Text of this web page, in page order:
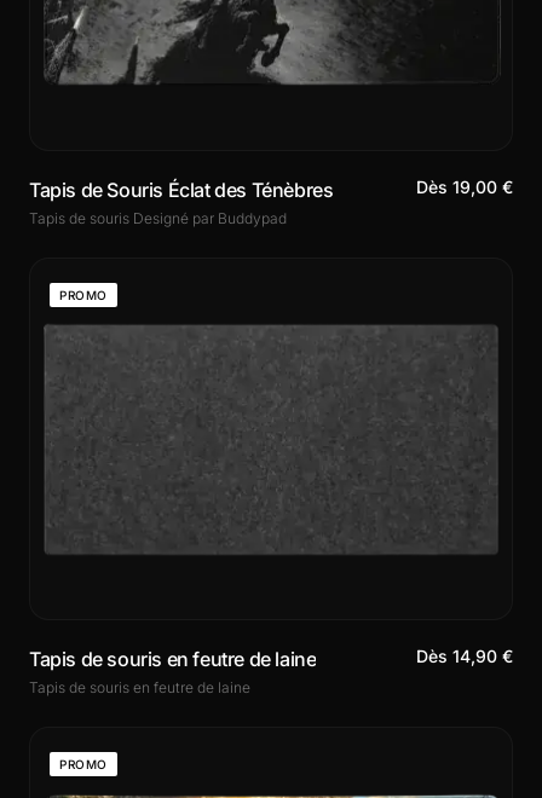
Tapis de Souris Éclat des Ténèbres
Tapis de souris Designé par Buddypad
Dès 19,00 €
PROMO
Tapis de souris en feutre de laine
Tapis de souris en feutre de laine
Dès 14,90 €
PROMO